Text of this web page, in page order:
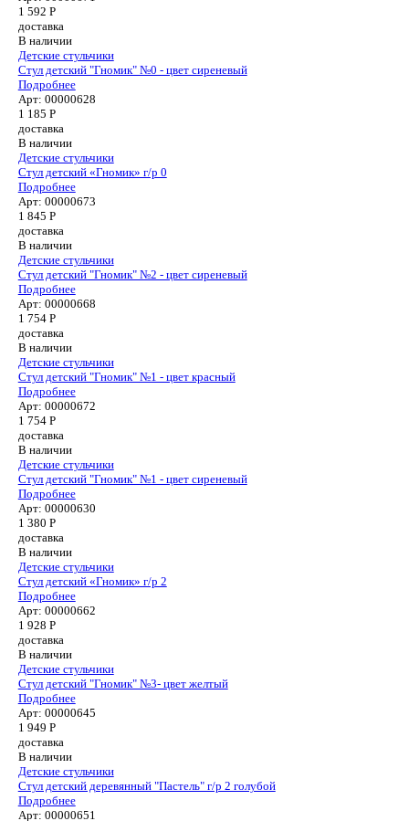
1 592 Р
доставка
В наличии
Детские стульчики
Стул детский "Гномик" №0 - цвет сиреневый
Подробнее
Арт: 00000628
1 185 Р
доставка
В наличии
Детские стульчики
Стул детский «Гномик» г/р 0
Подробнее
Арт: 00000673
1 845 Р
доставка
В наличии
Детские стульчики
Стул детский "Гномик" №2 - цвет сиреневый
Подробнее
Арт: 00000668
1 754Р
доставка
В наличии
Детские стульчики
Стул детский "Гномик" №1 - цвет красный
Подробнее
Арт: 00000672
1 754Р
доставка
В наличии
Детские стульчики
Стул детский "Гномик" №1 - цвет сиреневый
Подробнее
Арт: 00000630
1 380 Р
доставка
В наличии
Детские стульчики
Стул детский «Гномик» г/р 2
Подробнее
Арт: 00000662
1 928 Р
доставка
В наличии
Детские стульчики
Стул детский "Гномик" №3- цвет желтый
Подробнее
Арт: 00000645
1 949 Р
доставка
В наличии
Детские стульчики
Cтул детский деревянный "Пастель" г/р 2 голубой
Подробнее
Арт: 00000651